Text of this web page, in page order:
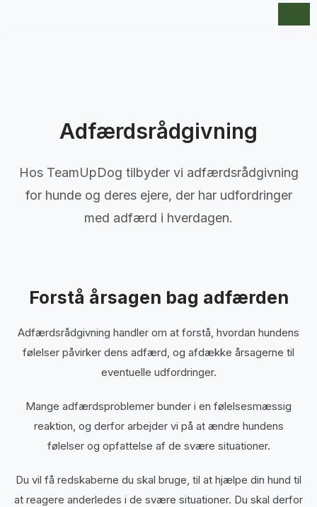
Adfærdsrådgivning
Hos TeamUpDog tilbyder vi adfærdsrådgivning
for hunde og deres ejere, der har udfordringer
med adfærd i hverdagen.
Forstå årsagen bag adfærden
Adfærdsrådgivning handler om at forstå, hvordan hundens
følelser påvirker dens adfærd, og afdække årsagerne til
eventuelle udfordringer.
Mange adfærdsproblemer bunder i en følelsesmæssig
reaktion, og derfor arbejder vi på at ændre hundens
følelser og opfattelse af de svære situationer.
Du vil få redskaberne du skal bruge, til at hjælpe din hund til
at reagere anderledes i de svære situationer. Du skal derfor